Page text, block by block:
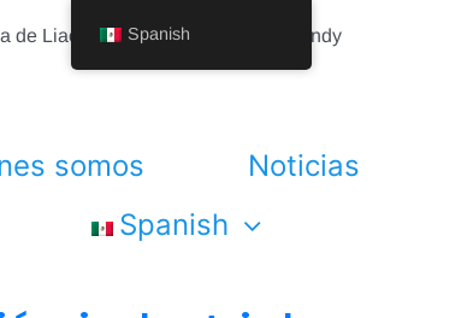
de Liaoning, China Shenyang Vhandy
somos
Noticias
Spanish
Spanish